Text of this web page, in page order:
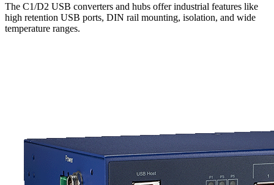
The C1/D2 USB converters and hubs offer industrial features like
high retention USB ports, DIN rail mounting, isolation, and wide
temperature ranges.